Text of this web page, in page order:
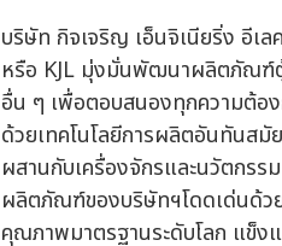
บริษัท กิจเจริญ เอ็นจิเนียริ่ง อีเ
หรือ KJL มุ่งมั่นพัฒนาผลิตภัณฑ์ตู้
อื่น ๆ เพื่อตอบสนองทุกความต้อ
ด้วยเทคโนโลยีการผลิตอันทันสมั
ผสานกับเครื่องจักรและนวัตกรร
ผลิตภัณฑ์ของบริษัทฯโดดเด่นด้ว
คุณภาพมาตรฐานระดับโลก แข็ง